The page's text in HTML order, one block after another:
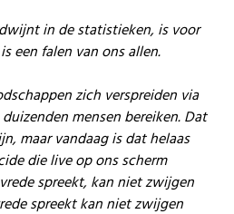
in de statistieken, is voor
een falen van ons allen.
zich verspreiden via
mensen bereiken. Dat
maar vandaag is dat helaas
die live op ons scherm
spreekt, kan niet zwijgen
spreekt kan niet zwijgen